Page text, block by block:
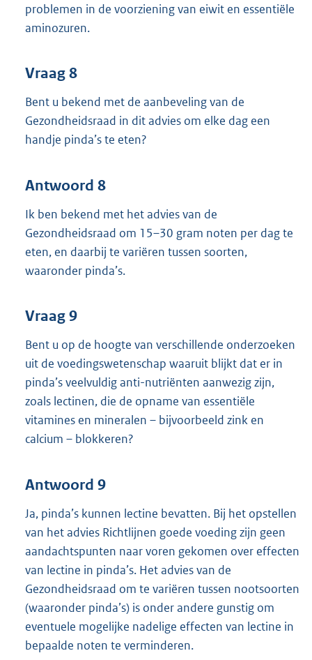
problemen in de voorziening van eiwit en essentiële
aminozuren.
Vraag 8
Bent u bekend met de aanbeveling van de
Gezondheidsraad in dit advies om elke dag een
handje pinda’s te eten?
Antwoord 8
Ik ben bekend met het advies van de
Gezondheidsraad om 15–30 gram noten per dag te
eten, en daarbij te variëren tussen soorten,
waaronder pinda’s.
Vraag 9
Bent u op de hoogte van verschillende onderzoeken
uit de voedingswetenschap waaruit blijkt dat er in
pinda’s veelvuldig anti-nutriënten aanwezig zijn,
zoals lectinen, die de opname van essentiële
vitamines en mineralen – bijvoorbeeld zink en
calcium – blokkeren?
Antwoord 9
Ja, pinda’s kunnen lectine bevatten. Bij het opstellen
van het advies Richtlijnen goede voeding zijn geen
aandachtspunten naar voren gekomen over effecten
van lectine in pinda’s. Het advies van de
Gezondheidsraad om te variëren tussen nootsoorten
(waaronder pinda’s) is onder andere gunstig om
eventuele mogelijke nadelige effecten van lectine in
bepaalde noten te verminderen.